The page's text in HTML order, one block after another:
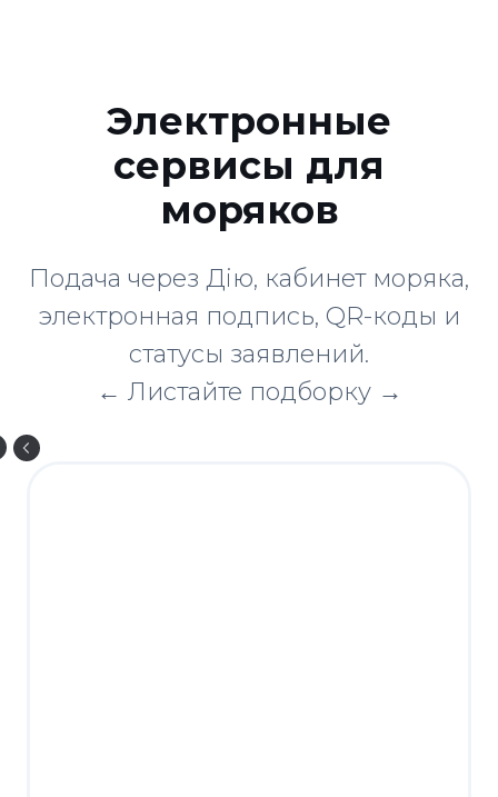
Электронные
сервисы для
моряков
Подача через Дію, кабинет моряка,
электронная подпись, QR-коды и
статусы заявлений.
← Листайте подборку →